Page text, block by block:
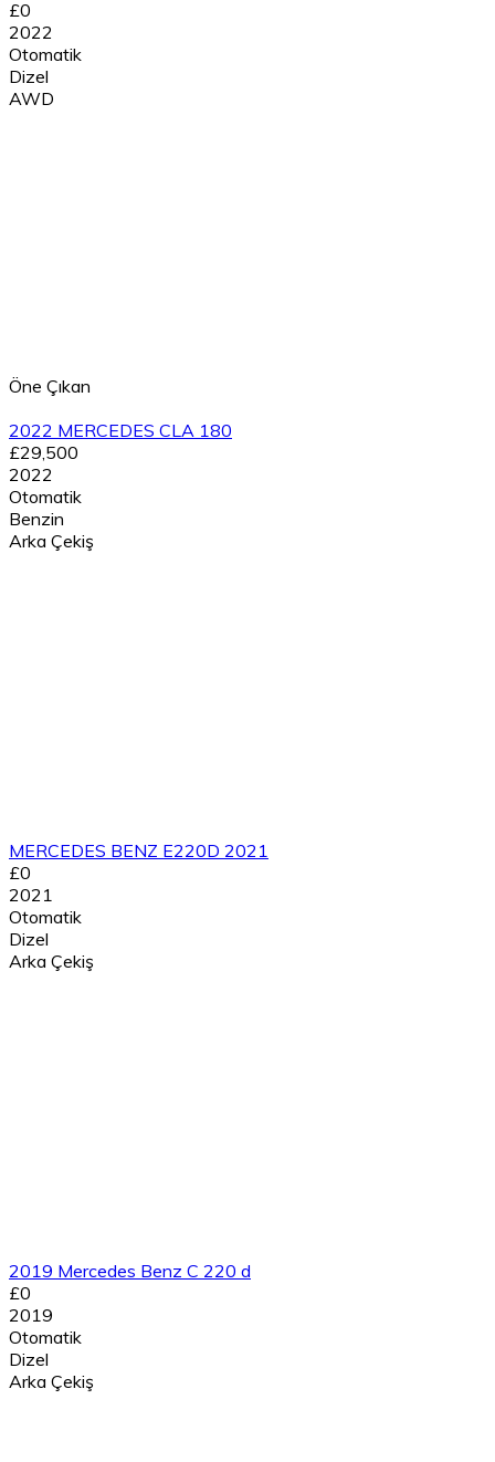
£0
2022
Otomatik
Dizel
AWD
Öne Çıkan
2022 MERCEDES CLA 180
£29,500
2022
Otomatik
Benzin
Arka Çekiş
MERCEDES BENZ E220D 2021
£0
2021
Otomatik
Dizel
Arka Çekiş
2019 Mercedes Benz C 220 d
£0
2019
Otomatik
Dizel
Arka Çekiş